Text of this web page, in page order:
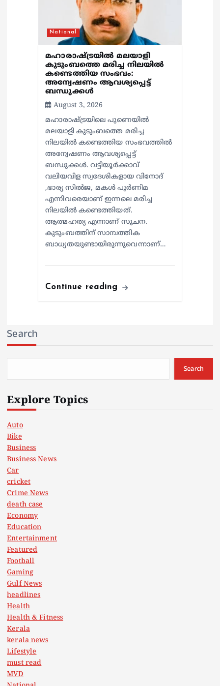
National
മഹാരാഷ്ട്രയിൽ മലയാളി
കുടുംബത്തെ മരിച്ച നിലയിൽ
കണ്ടെത്തിയ സംഭവം:
അന്വേഷണം ആവശ്യപ്പെട്ട്
ബന്ധുക്കൾ
August 3, 2026
മഹാരാഷ്ട്രയിലെ പുണെയിൽ
മലയാളി കുടുംബത്തെ മരിച്ച
നിലയിൽ കണ്ടെത്തിയ സംഭവത്തിൽ
അന്വേഷണം ആവശ്യപ്പെട്ട്
ബന്ധുക്കൾ. വട്ടിയൂർക്കാവ്
വലിയവിള സ്വദേശികളായ വിനോദ്
,ഭാര്യ സിൽജ, മകൾ പൂർണിമ
എന്നിവരെയാണ് ഇന്നലെ മരിച്ച
നിലയിൽ കണ്ടെത്തിയത്.
ആത്മഹത്യ എന്നാണ് സൂചന.
കുടുംബത്തിന് സാമ്പത്തിക
ബാധ്യതയുണ്ടായിരുന്നുവെന്നാണ്…
Continue reading
Search
Search
Explore Topics
Auto
Bike
Business
Business News
Car
cricket
Crime News
death case
Economy
Education
Entertainment
Featured
Football
Gaming
Gulf News
headlines
Health
Health & Fitness
Kerala
kerala news
Lifestyle
must read
MVD